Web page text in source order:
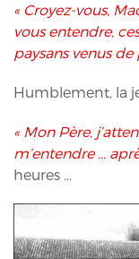
« Croyez-vous,
vous entendre,
paysans venus de
Humblement, la
« Mon Père,
m’entendre …
heures …